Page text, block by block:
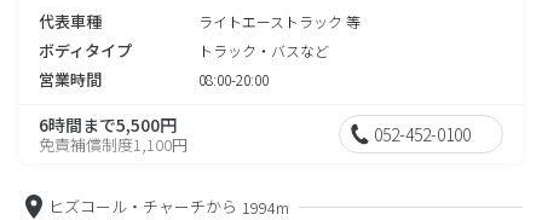
代表車種 ライトエーストラック 等
ボディタイプ トラック・バスなど
営業時間 08:00-20:00
6時間まで5,500円
免責補償制度1,100円 052-452-0100
ヒズコール・チャーチから 1994m